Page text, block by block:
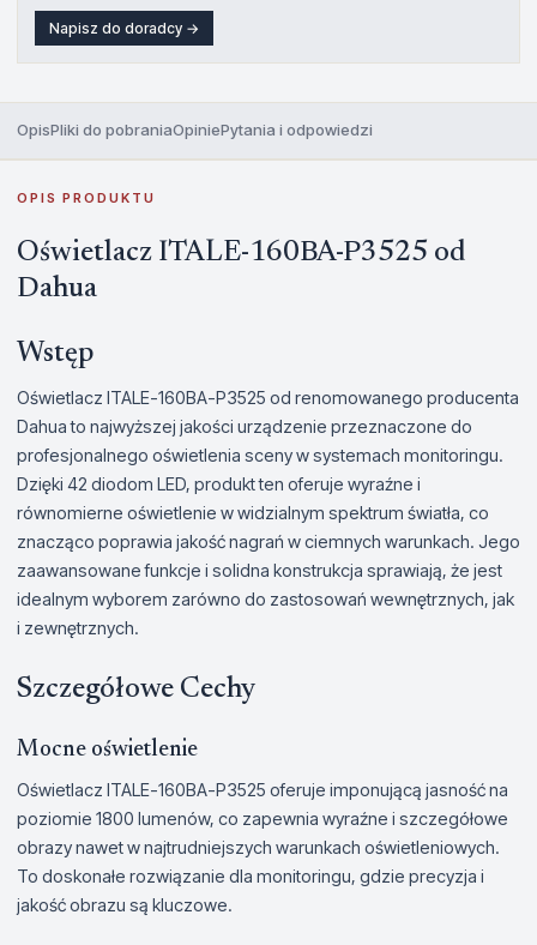
Napisz do doradcy →
OpisPliki do pobraniaOpiniePytania i odpowiedzi
OPIS PRODUKTU
Oświetlacz ITALE-160BA-P3525 od
Dahua
Wstęp
Oświetlacz ITALE-160BA-P3525 od renomowanego producenta
Dahua to najwyższej jakości urządzenie przeznaczone do
profesjonalnego oświetlenia sceny w systemach monitoringu.
Dzięki 42 diodom LED, produkt ten oferuje wyraźne i
równomierne oświetlenie w widzialnym spektrum światła, co
znacząco poprawia jakość nagrań w ciemnych warunkach. Jego
zaawansowane funkcje i solidna konstrukcja sprawiają, że jest
idealnym wyborem zarówno do zastosowań wewnętrznych, jak
i zewnętrznych.
Szczegółowe Cechy
Mocne oświetlenie
Oświetlacz ITALE-160BA-P3525 oferuje imponującą jasność na
poziomie 1800 lumenów, co zapewnia wyraźne i szczegółowe
obrazy nawet w najtrudniejszych warunkach oświetleniowych.
To doskonałe rozwiązanie dla monitoringu, gdzie precyzja i
jakość obrazu są kluczowe.